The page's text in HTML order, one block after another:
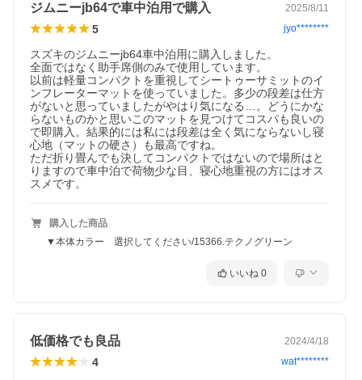
ジムニーjb64で車中泊用で購入 2025/8/11
5 jyo********
スズキのジムニーjb64車中泊用に購入しました。
全面ではなく助手席側のみで使用しています。
以前は軽量コンパクトを重視してシートゥーサミットのイ
ンフレーターマットを使っていました。多少の段差は仕方
がないと思っていましたがやはり気になる…。どうにかな
らないものかと思いこのマットを見つけてコスパも良いの
で即購入。結果的には私には段差は全く気にならないし寝
心地（マットの硬さ）も最高ですね。
ただ折り畳んでも決してコンパクトではないので場所はと
りますので車中泊で荷物少な目、寝心地重視の方にはオス
スメです。
購入した商品
▼本体カラー 選択してください/15366.テクノグリーン
いいね 0
低価格でも良品 2024/4/18
4 wat********